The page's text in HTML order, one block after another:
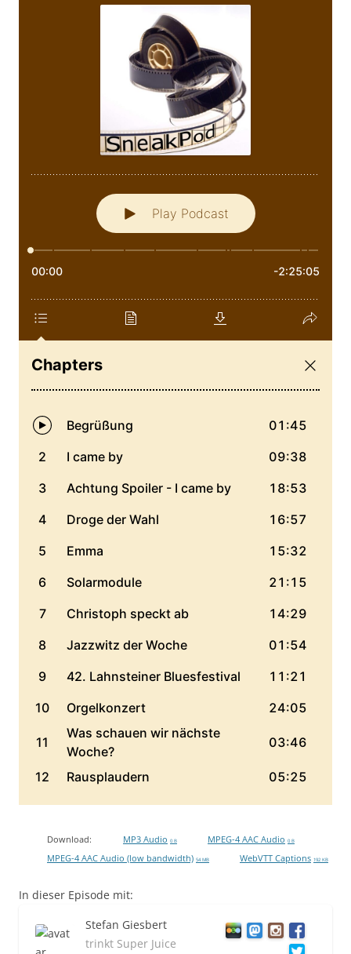
Download: MP3 Audio 0 B MPEG-4 AAC Audio 0 B
MPEG-4 AAC Audio (low bandwidth) 54 MB WebVTT Captions 192 KB
In dieser Episode mit:
Stefan Giesbert
trinkt Super Juice